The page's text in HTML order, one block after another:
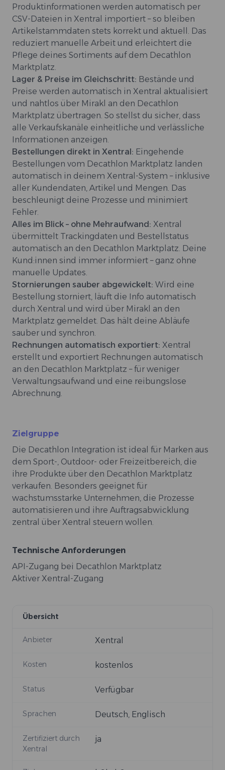
Produktinformationen werden automatisch per
CSV-Dateien in Xentral importiert – so bleiben
Artikelstammdaten stets korrekt und aktuell. Das
reduziert manuelle Arbeit und erleichtert die
Pflege deines Sortiments auf dem Decathlon
Marktplatz.
Lager & Preise im Gleichschritt: Bestände und
Preise werden automatisch in Xentral aktualisiert
und nahtlos über Mirakl an den Decathlon
Marktplatz übertragen. So stellst du sicher, dass
alle Verkaufskanäle einheitliche und verlässliche
Informationen anzeigen.
Bestellungen direkt in Xentral: Eingehende
Bestellungen vom Decathlon Marktplatz landen
automatisch in deinem Xentral-System – inklusive
aller Kundendaten, Artikel und Mengen. Das
beschleunigt deine Prozesse und minimiert
Fehler.
Alles im Blick – ohne Mehraufwand: Xentral
übermittelt Trackingdaten und Bestellstatus
automatisch an den Decathlon Marktplatz. Deine
Kund:innen sind immer informiert – ganz ohne
manuelle Updates.
Stornierungen sauber abgewickelt: Wird eine
Bestellung storniert, läuft die Info automatisch
durch Xentral und wird über Mirakl an den
Marktplatz gemeldet. Das hält deine Abläufe
sauber und synchron.
Rechnungen automatisch exportiert: Xentral
erstellt und exportiert Rechnungen automatisch
an den Decathlon Marktplatz – für weniger
Verwaltungsaufwand und eine reibungslose
Abrechnung.
Zielgruppe
Die Decathlon Integration ist ideal für Marken aus
dem Sport-, Outdoor- oder Freizeitbereich, die
ihre Produkte über den Decathlon Marktplatz
verkaufen. Besonders geeignet für
wachstumsstarke Unternehmen, die Prozesse
automatisieren und ihre Auftragsabwicklung
zentral über Xentral steuern wollen.
Technische Anforderungen
API-Zugang bei Decathlon Marktplatz
Aktiver Xentral-Zugang
Übersicht
Anbieter Xentral
Kosten kostenlos
Status Verfügbar
Sprachen Deutsch, Englisch
Zertifiziert durch
Xentral
ja